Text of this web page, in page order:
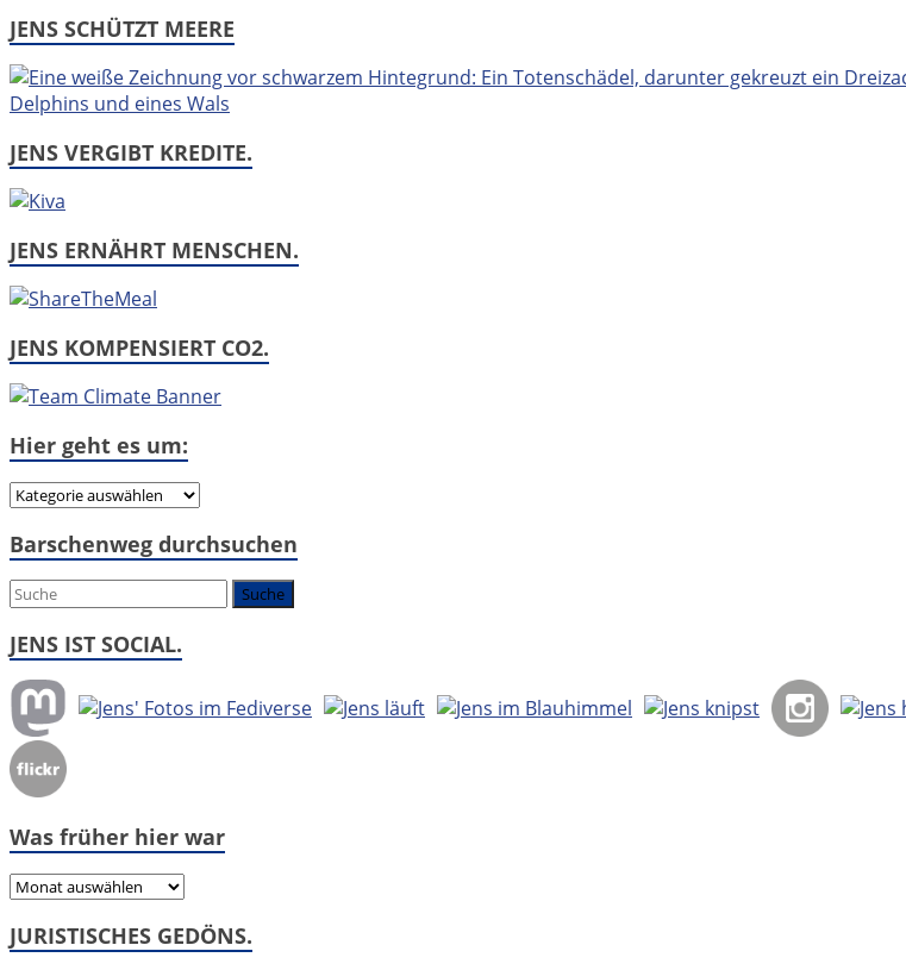
JENS SCHÜTZT MEERE
JENS VERGIBT KREDITE.
JENS ERNÄHRT MENSCHEN.
JENS KOMPENSIERT CO2.
Hier geht es um:
Hier
es
Barschenweg durchsuchen
JENS IST SOCIAL.
Was früher hier war
Was
hier
JURISTISCHES GEDÖNS.